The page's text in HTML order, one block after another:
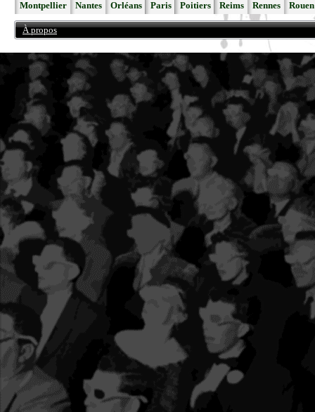
Montpellier Nantes Orléans Paris Poitiers Reims Rennes Rouen
À propos